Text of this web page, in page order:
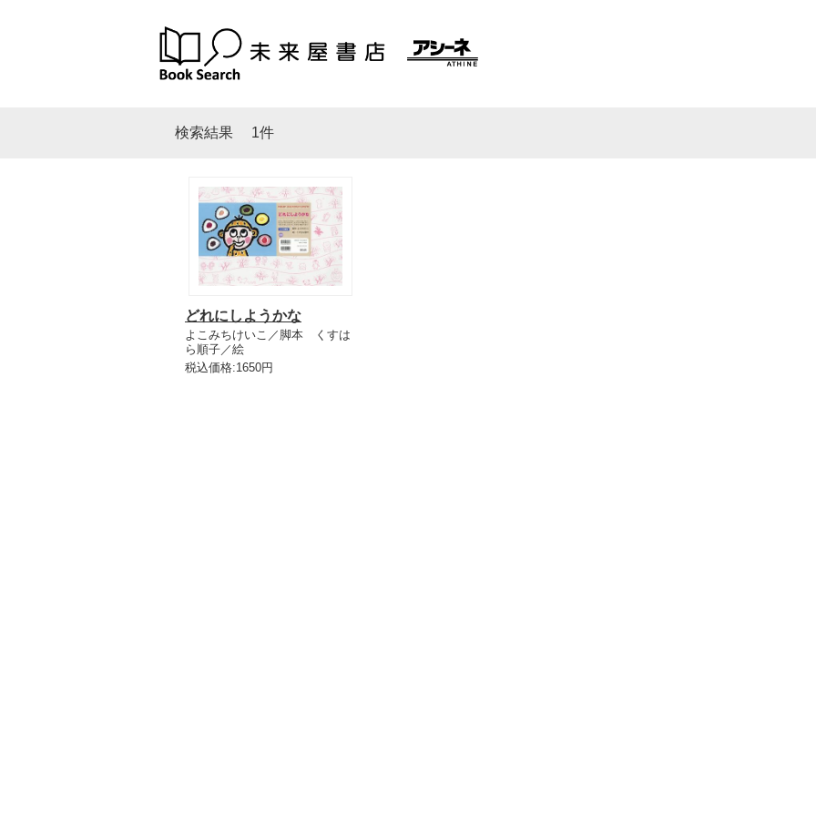
検索結果 1件
どれにしようかな
よこみちけいこ／脚本 くすは
ら順子／絵
税込価格:1650円